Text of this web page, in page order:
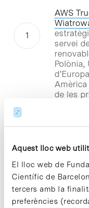
Aquest lloc web
El lloc web de
Científic de
tercers amb la
preferències
AWS
servei
Polònia,
Amèrica
de les
en el
seva
Acord
Aires
Uruguai
Notícies